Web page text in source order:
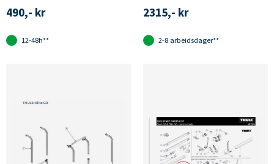
490,- kr
12-48h**
2315,- kr
2-8 arbeidsdager**